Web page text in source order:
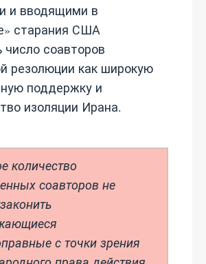
и вводящими в
старания США
число соавторов
резолюции как широкую
поддержку и
изоляции Ирана.
количество
соавторов не
с точки зрения